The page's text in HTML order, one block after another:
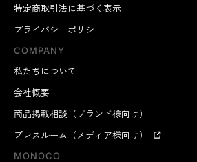
特定商取引法に基づく表示
プライバシーポリシー
COMPANY
私たちについて
会社概要
商品掲載相談（ブランド様向け）
プレスルーム（メディア様向け）
MONOCO